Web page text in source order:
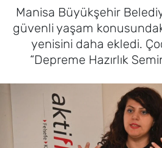
Manisa Büyükşehir
güvenli yaşam
yenisini daha ekledi.
“Depreme Hazırlık
3.SAYFA
EĞİTİM
YAŞAM
MAGAZİN
Süper Lig Puan Durumu
Tüm Manşetler
Haber Arşivi